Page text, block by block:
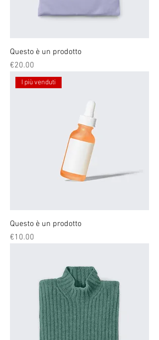
Questo è un prodotto
Price
€20.00
I più venduti
Questo è un prodotto
Price
€10.00